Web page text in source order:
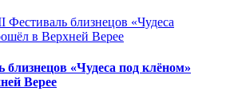
«Чудеса под клёном»
Верее